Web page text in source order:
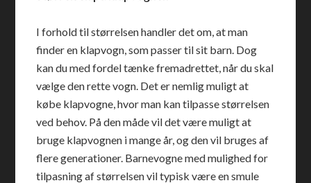
I forhold til størrelsen handler det om, at man
finder en klapvogn, som passer til sit barn. Dog
kan du med fordel tænke fremadrettet, når du skal
vælge den rette vogn. Det er nemlig muligt at
købe klapvogne, hvor man kan tilpasse størrelsen
ved behov. På den måde vil det være muligt at
bruge klapvognen i mange år, og den vil bruges af
flere generationer. Barnevogne med mulighed for
tilpasning af størrelsen vil typisk være en smule